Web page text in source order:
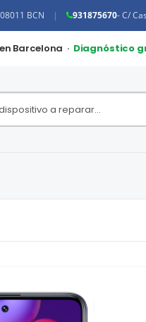
BCN | 931875670- C/
Barcelona · Diagnóstico